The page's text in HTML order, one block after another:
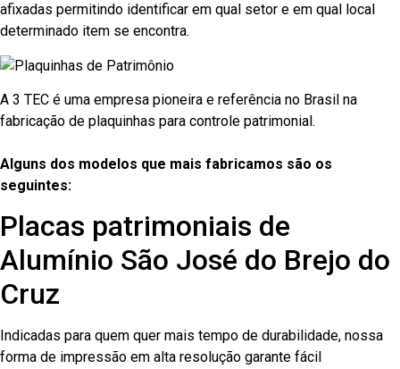
afixadas permitindo identificar em qual setor e em qual local
determinado item se encontra.
A 3 TEC é uma empresa pioneira e referência no Brasil na
fabricação de plaquinhas para controle patrimonial.
Alguns dos modelos que mais fabricamos são os
seguintes:
Placas patrimoniais de
Alumínio São José do Brejo do
Cruz
Indicadas para quem quer mais tempo de durabilidade, nossa
forma de impressão em alta resolução garante fácil